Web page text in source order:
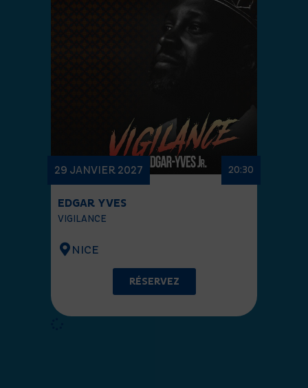
29 JANVIER 2027 20:30
EDGAR YVES
VIGILANCE
NICE
RÉSERVEZ